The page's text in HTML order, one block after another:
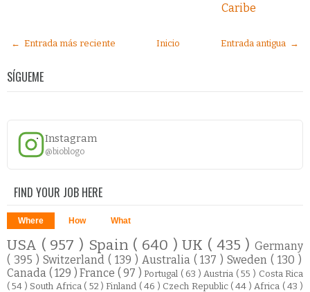
Caribe
← Entrada más reciente Entrada antigua →
Inicio
SÍGUEME
Instagram
@bioblogo
FIND YOUR JOB HERE
Where How What
USA ( 957 ) Spain ( 640 )UK ( 435 )Germany
( 395 ) Switzerland ( 139 ) Australia ( 137 )Sweden( 130 )
Canada ( 129 )France ( 97 )Portugal ( 63 ) Austria ( 55 ) Costa Rica
( 54 ) South Africa ( 52 )Finland ( 46 ) Czech Republic ( 44 ) Africa ( 43 )